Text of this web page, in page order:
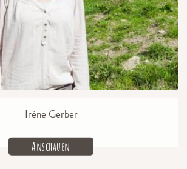
Irène Gerber
Anschauen